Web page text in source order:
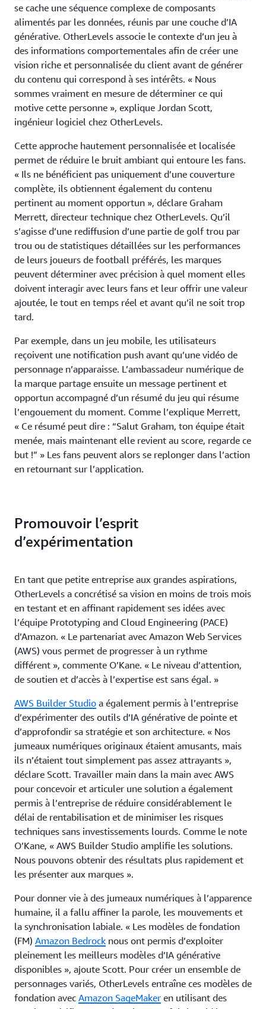
se cache une séquence complexe de composants
alimentés par les données, réunis par une couche d’IA
générative. OtherLevels associe le contexte d’un jeu à
des informations comportementales afin de créer une
vision riche et personnalisée du client avant de générer
du contenu qui correspond à ses intérêts. « Nous
sommes vraiment en mesure de déterminer ce qui
motive cette personne », explique Jordan Scott,
ingénieur logiciel chez OtherLevels.
Cette approche hautement personnalisée et localisée
permet de réduire le bruit ambiant qui entoure les fans.
« Ils ne bénéficient pas uniquement d’une couverture
complète, ils obtiennent également du contenu
pertinent au moment opportun », déclare Graham
Merrett, directeur technique chez OtherLevels. Qu’il
s’agisse d’une rediffusion d’une partie de golf trou par
trou ou de statistiques détaillées sur les performances
de leurs joueurs de football préférés, les marques
peuvent déterminer avec précision à quel moment elles
doivent interagir avec leurs fans et leur offrir une valeur
ajoutée, le tout en temps réel et avant qu’il ne soit trop
tard.
Par exemple, dans un jeu mobile, les utilisateurs
reçoivent une notification push avant qu’une vidéo de
personnage n’apparaisse. L’ambassadeur numérique de
la marque partage ensuite un message pertinent et
opportun accompagné d’un résumé du jeu qui résume
l’engouement du moment. Comme l’explique Merrett,
« Ce résumé peut dire : “Salut Graham, ton équipe était
menée, mais maintenant elle revient au score, regarde ce
but !” » Les fans peuvent alors se replonger dans l’action
en retournant sur l’application.
Promouvoir l’esprit
d’expérimentation
En tant que petite entreprise aux grandes aspirations,
OtherLevels a concrétisé sa vision en moins de trois mois
en testant et en affinant rapidement ses idées avec
l’équipe Prototyping and Cloud Engineering (PACE)
d’Amazon. « Le partenariat avec Amazon Web Services
(AWS) vous permet de progresser à un rythme
différent », commente O’Kane. « Le niveau d’attention,
de soutien et d’accès à l’expertise est sans égal. »
AWS Builder Studio a également permis à l’entreprise
d’expérimenter des outils d’IA générative de pointe et
d’approfondir sa stratégie et son architecture. « Nos
jumeaux numériques originaux étaient amusants, mais
ils n’étaient tout simplement pas assez attrayants »,
déclare Scott. Travailler main dans la main avec AWS
pour concevoir et articuler une solution a également
permis à l’entreprise de réduire considérablement le
délai de rentabilisation et de minimiser les risques
techniques sans investissements lourds. Comme le note
O’Kane, « AWS Builder Studio amplifie les solutions.
Nous pouvons obtenir des résultats plus rapidement et
les présenter aux marques ».
Pour donner vie à des jumeaux numériques à l’apparence
humaine, il a fallu affiner la parole, les mouvements et
la synchronisation labiale. « Les modèles de fondation
(FM) Amazon Bedrock nous ont permis d’exploiter
pleinement les meilleurs modèles d’IA générative
disponibles », ajoute Scott. Pour créer un ensemble de
personnages variés, OtherLevels entraîne ces modèles de
fondation avec Amazon SageMaker en utilisant des